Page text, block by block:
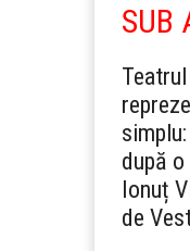
SUB
după
Ionuț
de